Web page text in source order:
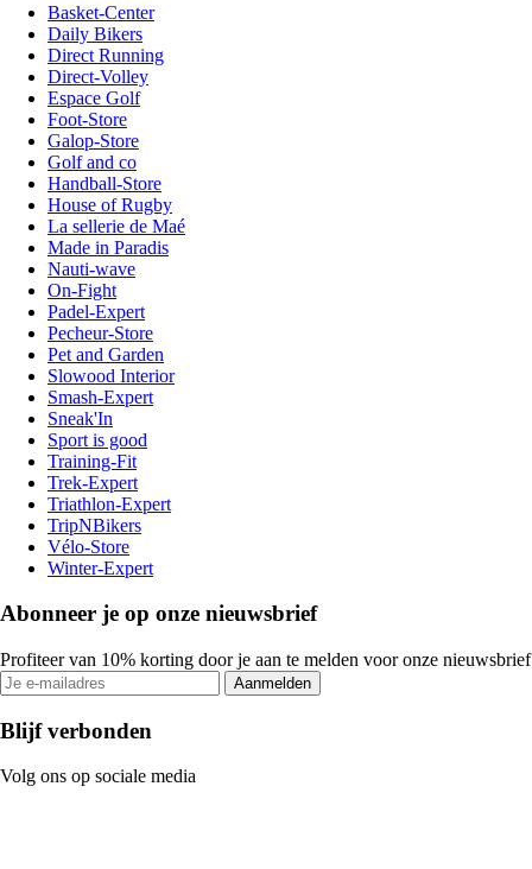
Basket-Center
Daily Bikers
Direct Running
Direct-Volley
Espace Golf
Foot-Store
Galop-Store
Golf and co
Handball-Store
House of Rugby
La sellerie de Maé
Made in Paradis
Nauti-wave
On-Fight
Padel-Expert
Pecheur-Store
Pet and Garden
Slowood Interior
Smash-Expert
Sneak'In
Sport is good
Training-Fit
Trek-Expert
Triathlon-Expert
TripNBikers
Vélo-Store
Winter-Expert
Abonneer je op onze nieuwsbrief
Profiteer van 10% korting door je aan te melden voor onze nieuwsbrief
Aanmelden
Blijf verbonden
Volg ons op sociale media